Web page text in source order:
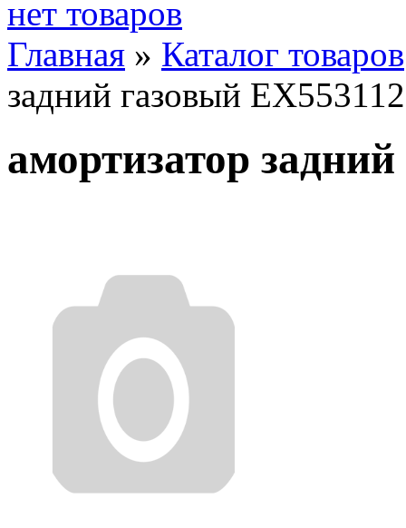
нет товаров
Главная » Каталог товаров
задний газовый
амортизатор